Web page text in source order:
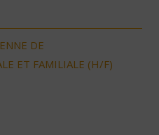
DE
ET FAMILIALE (H/F)